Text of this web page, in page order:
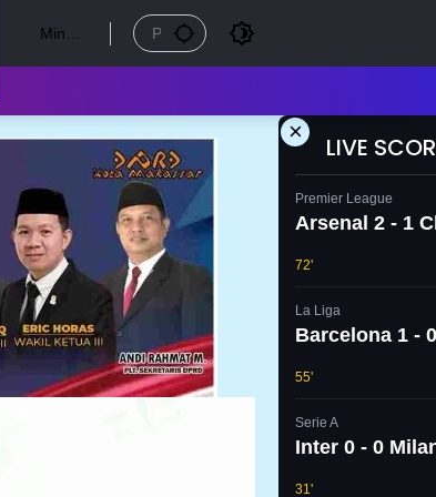
Mingg
×
LIVE
Premier League
Arsenal 2 - 1
72'
La Liga
Barcelona 1 -
55'
Serie A
Inter 0 - 0
31'